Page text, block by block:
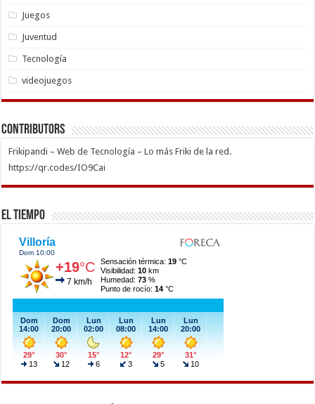
Juegos
Juventud
Tecnología
videojuegos
Contributors
Frikipandi – Web de Tecnología – Lo más Friki de la red.
https://qr.codes/IO9Cai
El Tiempo